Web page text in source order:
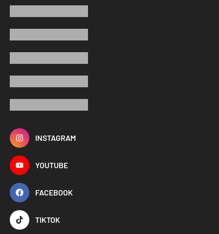
INSTAGRAM
YOUTUBE
FACEBOOK
TIKTOK